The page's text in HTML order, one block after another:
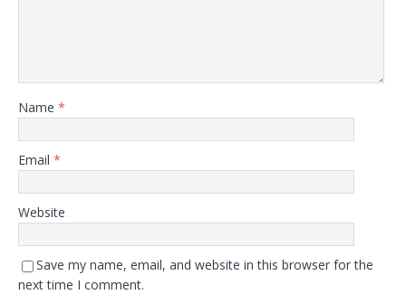
Name *
Email *
Website
Save my name, email, and website in this browser for the
next time I comment.